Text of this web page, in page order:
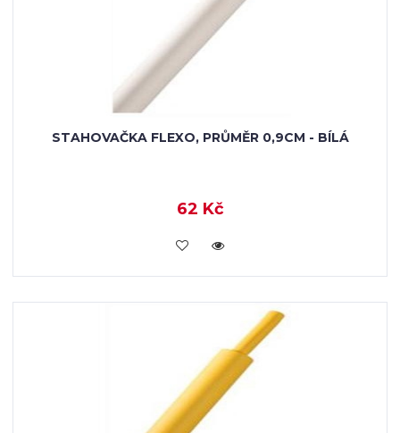
STAHOVAČKA FLEXO, PRŮMĚR 0,9CM - BÍLÁ
62 Kč
VLOŽIT DO KOŠÍKU